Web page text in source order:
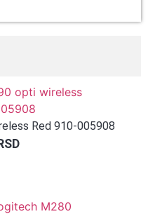
Red 910-005908